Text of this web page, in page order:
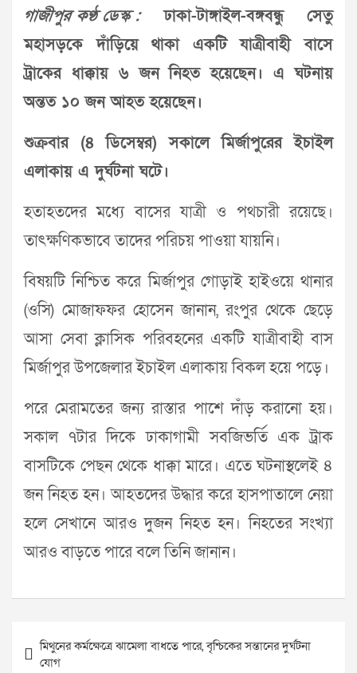
গাজীপুর কণ্ঠ ডেস্ক :ঢাকা-টাঙ্গাইল-বঙ্গবন্ধু সেতু
মহাসড়কে দাঁড়িয়ে থাকা একটি যাত্রীবাহী বাসে
ট্রাকের ধাক্কায় ৬ জন নিহত হয়েছেন। এ ঘটনায়
অন্তত ১০ জন আহত হয়েছেন।
শুক্রবার (৪ ডিসেম্বর) সকালে মির্জাপুরের ইচাইল
এলাকায় এ দুর্ঘটনা ঘটে।
হতাহতদের মধ্যে বাসের যাত্রী ও পথচারী রয়েছে।
তাৎক্ষণিকভাবে তাদের পরিচয় পাওয়া যায়নি।
বিষয়টি নিশ্চিত করে মির্জাপুর গোড়াই হাইওয়ে থানার
(ওসি) মোজাফফর হোসেন জানান, রংপুর থেকে ছেড়ে
আসা সেবা ক্লাসিক পরিবহনের একটি যাত্রীবাহী বাস
মির্জাপুর উপজেলার ইচাইল এলাকায় বিকল হয়ে পড়ে।
পরে মেরামতের জন্য রাস্তার পাশে দাঁড় করানো হয়।
সকাল ৭টার দিকে ঢাকাগামী সবজিভর্তি এক ট্রাক
বাসটিকে পেছন থেকে ধাক্কা মারে। এতে ঘটনাস্থলেই ৪
জন নিহত হন। আহতদের উদ্ধার করে হাসপাতালে নেয়া
হলে সেখানে আরও দুজন নিহত হন। নিহতের সংখ্যা
আরও বাড়তে পারে বলে তিনি জানান।
Post
navigation
মিথুনের কর্মক্ষেত্রে ঝামেলা বাধতে পারে, বৃশ্চিকের সন্তানের দুর্ঘটনা
যোগ